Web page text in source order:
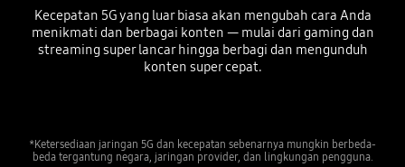
Kecepatan 5G yang luar biasa akan mengubah cara Anda
menikmati dan berbagai konten — mulai dari gaming dan
streaming super lancar hingga berbagi dan mengunduh
konten super cepat.
*Ketersediaan jaringan 5G dan kecepatan sebenarnya mungkin berbeda-
beda tergantung negara, jaringan provider, dan lingkungan pengguna.